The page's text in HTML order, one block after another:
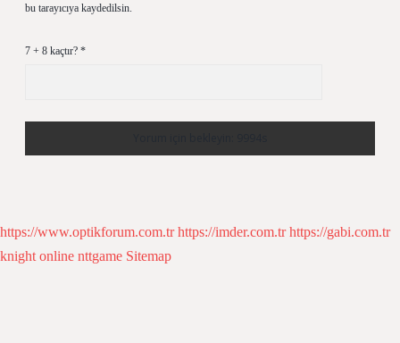
bu tarayıcıya kaydedilsin.
7 + 8 kaçtır? *
https://www.optikforum.com.tr https://imder.com.tr https://gabi.com.tr
knight online nttgame Sitemap